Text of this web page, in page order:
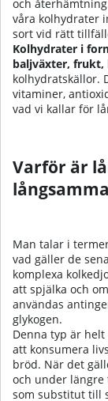
och
våra kolhydrater
sort vid rätt
Kolhydrater i
baljväxter, frukt,
kolhydratskällor.
vitaminer,
vad vi kallar för
Varför är
Man talar i
vad gäller de
komplexa
att spjälka och
användas
glykogen.
Denna typ är
att konsumera
bröd. När det
och under
som substitut till